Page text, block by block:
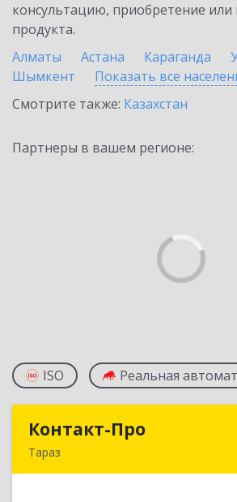
консультацию, приобретение или
продукта.
Алматы
Астана Караганда
Шымкент
Показать все
Смотрите также: Казахстан
Партнеры в вашем регионе:
ISO Реальная
Контакт-Про
Тараз